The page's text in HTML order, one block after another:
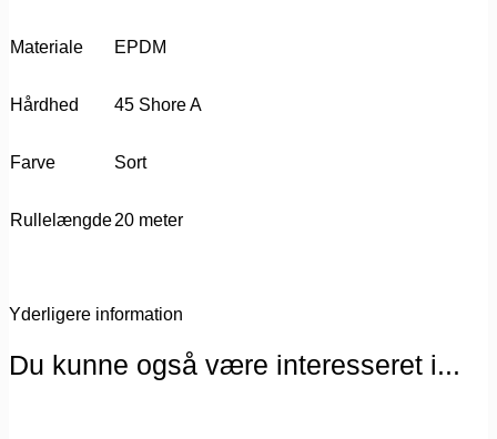
Materiale EPDM
Hårdhed 45 Shore A
Farve Sort
Rullelængde20 meter
Yderligere information
Du kunne også være interesseret i...